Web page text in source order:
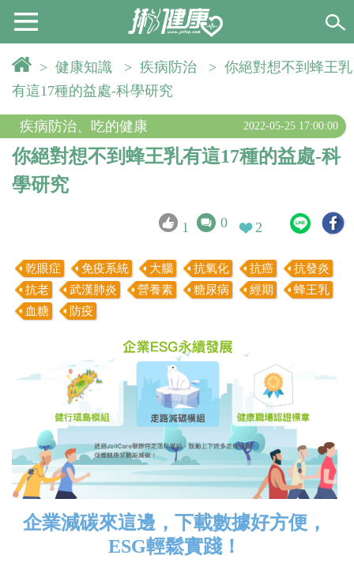
> 健康知識 > 疾病防治 > 你絕對想不到蜂王乳
有這17種的益處-科學研究
疾病防治、 吃的健康 2022-05-25 17:00:00
你絕對想不到蜂王乳有這17種的益處-科
學研究
1 0 2
乾眼症 免疫系統 大腦 抗氧化 抗癌
抗發炎
抗老
武漢肺炎 營養素 糖尿病 經期
蜂王乳
血糖
防疫
企業減碳來這邊，下載數據好方便，
ESG輕鬆實踐！